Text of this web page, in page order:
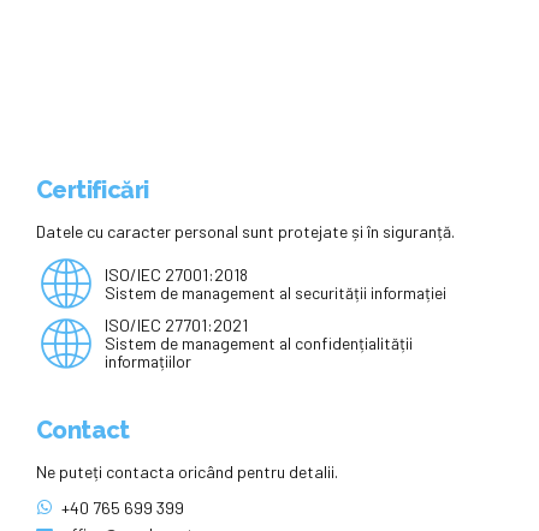
Certificări
Datele cu caracter personal sunt protejate și în siguranță.
ISO/IEC 27001:2018
Sistem de management al securității informației
ISO/IEC 27701:2021
Sistem de management al confidențialității
informațiilor
Contact
Ne puteți contacta oricând pentru detalii.
+40 765 699 399